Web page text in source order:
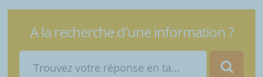
A la recherche d'une information ?